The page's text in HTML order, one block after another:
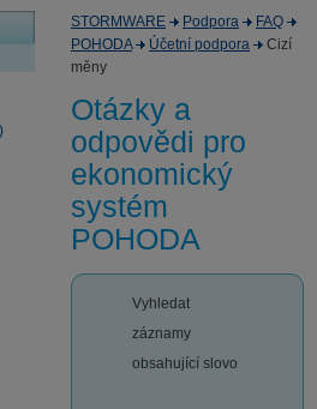
STORMWARE Podpora
FAQ
POHODA
Účetní podpora
Cizí
měny
Otázky a
odpovědi pro
ekonomický
systém
POHODA
Vyhledat
záznamy
obsahující slovo